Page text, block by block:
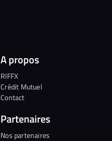
A propos
RIFFX
Crédit Mutuel
Contact
Partenaires
Nos partenaires